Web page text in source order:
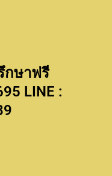
กษาฟรี
LINE :